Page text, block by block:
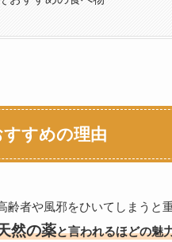
すめの理由
者や風邪をひいてしまうと
然の薬と言われるほどの魅